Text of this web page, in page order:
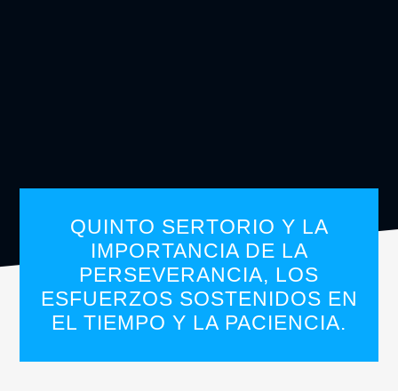
QUINTO SERTORIO Y LA
IMPORTANCIA DE LA
PERSEVERANCIA, LOS
ESFUERZOS SOSTENIDOS EN
EL TIEMPO Y LA PACIENCIA.